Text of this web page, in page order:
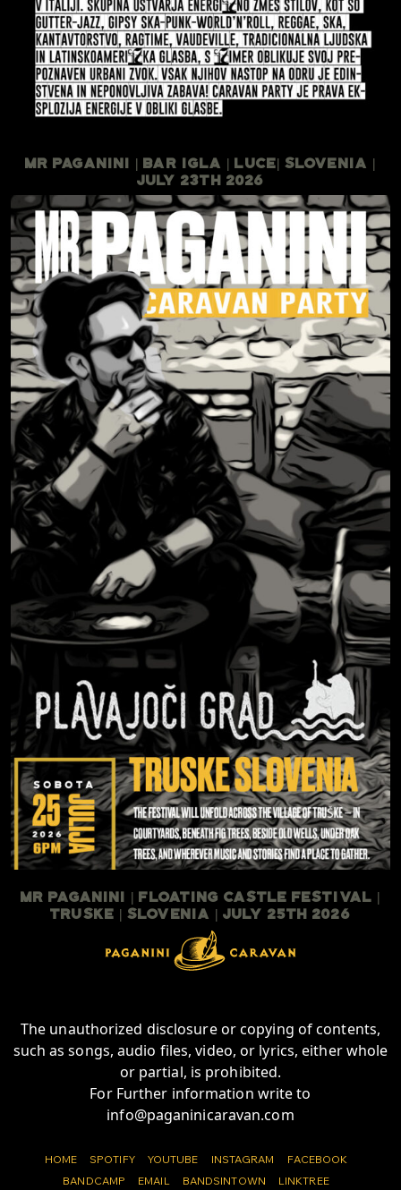
Mr Paganini | Bar Igla | Luce| Slovenia |
July 23th 2026
Mr Paganini | Floating Castle Festival |
TruSKE | Slovenia | July 25th 2026
The unauthorized disclosure or copying of contents,
such as songs, audio files, video, or lyrics, either whole
or partial, is prohibited.
For Further information write to
info@paganinicaravan.com
HOME SPOTIFY YOUTUBE INSTAGRAM
FACEBOOK
BANDCAMP
EMAIL BANDSINTOWN LINKTREE